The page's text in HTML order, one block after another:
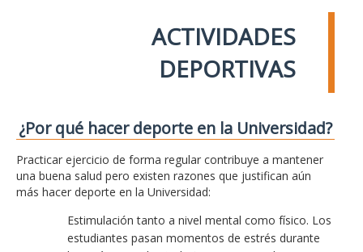
ACTIVIDADES
DEPORTIVAS
¿Por qué hacer deporte en la Universidad?
Practicar ejercicio de forma regular contribuye a mantener
una buena salud pero existen razones que justifican aún
más hacer deporte en la Universidad:
Estimulación tanto a nivel mental como físico. Los
estudiantes pasan momentos de estrés durante